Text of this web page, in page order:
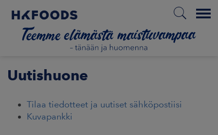
Menu
ETUSIVU
Uutishuone
Tilaa tiedotteet ja uutiset sähköpostiisi
Kuvapankki